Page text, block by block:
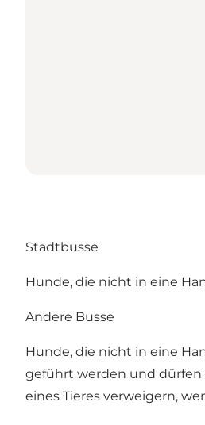
Stadtbusse
Hunde, die nicht in eine
Andere Busse
Hunde, die nicht in eine
geführt werden und dürfen
eines Tieres verweigern,